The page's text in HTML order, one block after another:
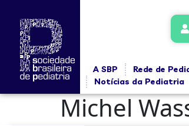
A SBP Rede de
Notícias da Pediatria
Michel